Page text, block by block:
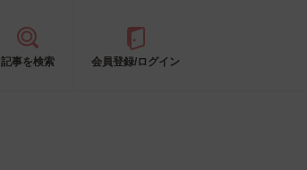
記事を検索 会員登録/ログイン